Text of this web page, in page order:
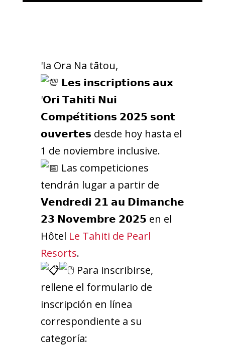
'Ia Ora Na tātou,
𝗟𝗲𝘀 𝗶𝗻𝘀𝗰𝗿𝗶𝗽𝘁𝗶𝗼𝗻𝘀 𝗮𝘂𝘅
'𝗢𝗿𝗶 𝗧𝗮𝗵𝗶𝘁𝗶 𝗡𝘂𝗶
𝗖𝗼𝗺𝗽𝗲́𝘁𝗶𝘁𝗶𝗼𝗻𝘀 𝟮𝟬𝟮𝟱 𝘀𝗼𝗻𝘁
𝗼𝘂𝘃𝗲𝗿𝘁𝗲𝘀 desde hoy hasta el
1 de noviembre inclusive.
Las competiciones
tendrán lugar a partir de
𝗩𝗲𝗻𝗱𝗿𝗲𝗱𝗶 𝟮𝟭 𝗮𝘂 𝗗𝗶𝗺𝗮𝗻𝗰𝗵𝗲
𝟮𝟯 𝗡𝗼𝘃𝗲𝗺𝗯𝗿𝗲 𝟮𝟬𝟮𝟱 en el
Hôtel Le Tahiti de Pearl
Resorts.
Para inscribirse,
rellene el formulario de
inscripción en línea
correspondiente a su
categoría: